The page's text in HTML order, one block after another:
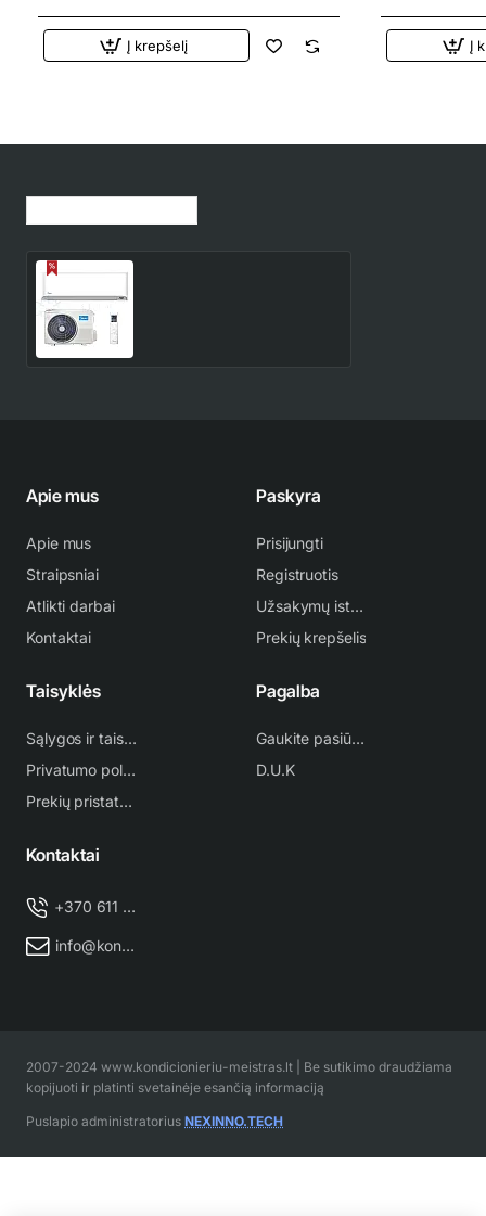
Į krepšelį Į
Apie mus
Apie mus
Straipsniai
Atlikti darbai
Kontaktai
Paskyra
Prisijungti
Registruotis
Užsakymų istorija
Prekių krepšelis
Taisyklės
Sąlygos ir taisyklės
Privatumo politika
Prekių pristatymas
Pagalba
Gaukite pasiūlymą
D.U.K
Kontaktai
+370 611 38 500
info@kondicionieriu-meistras.lt
2007-2024 www.kondicionieriu-meistras.lt | Be sutikimo draudžiama
kopijuoti ir platinti svetainėje esančią informaciją
Puslapio administratorius NEXINNO.TECH